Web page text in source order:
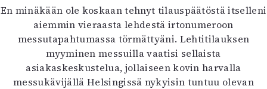
Tilaus ja irtonumerot
Yhteistyössä
Toimitus
Mediatiedot
Kaltio ry
En minäkään ole koskaan tehnyt tilauspäätöstä itselleni
aiemmin vieraasta lehdestä irtonumeroon
messutapahtumassa törmättyäni. Lehtitilauksen
myyminen messuilla vaatisi sellaista
asiakaskeskustelua, jollaiseen kovin harvalla
messukävijällä Helsingissä nykyisin tuntuu olevan